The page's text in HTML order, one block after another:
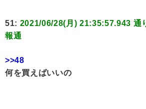
51: 2021/06/28(月) 21:35:57.943 通
報通
>>48
何を買えばいいの